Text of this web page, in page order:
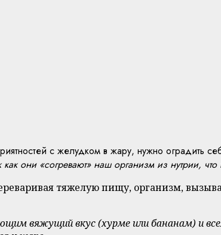
с желудком в жару, нужно оградить
они «согревают» наш организм из нутрии,
тяжелую пищу, организм,
вяжущий вкус (хурме или бананам) и